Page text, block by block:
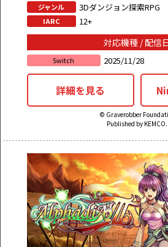
ジャンル 3Dダンジョン探索RPG
IARC 12+
対応機種 / 配信
Switch 2025/11/28
詳細を見る
© Graverobber
Published by KEMCO.